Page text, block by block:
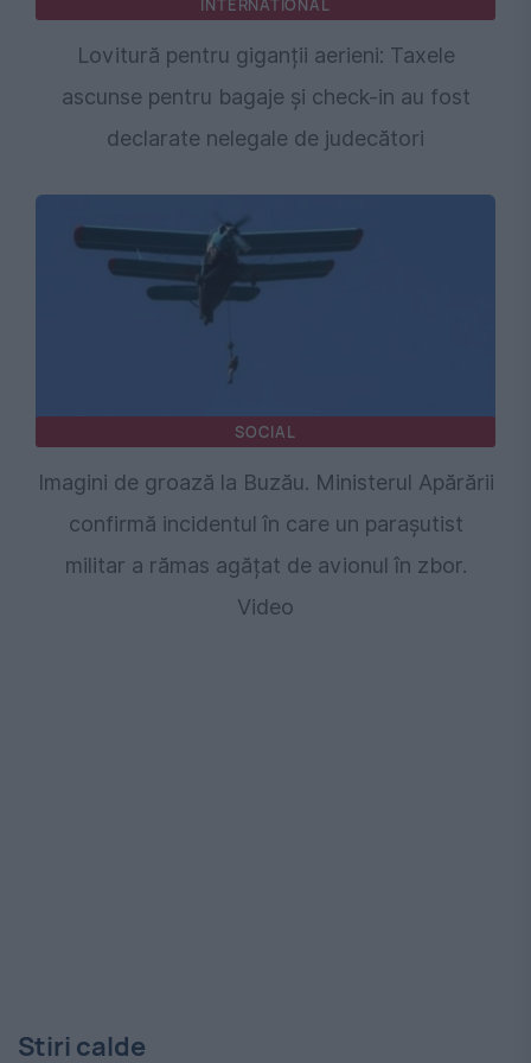
INTERNATIONAL
Lovitură pentru giganții aerieni: Taxele
ascunse pentru bagaje și check-in au fost
declarate nelegale de judecători
SOCIAL
Imagini de groază la Buzău. Ministerul Apărării
confirmă incidentul în care un parașutist
militar a rămas agățat de avionul în zbor.
Video
Stiri calde